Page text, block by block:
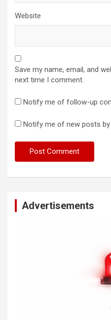
Website
Save my name, email, and
next time I comment.
Notify me of follow-up
Notify me of new posts by
Advertisements